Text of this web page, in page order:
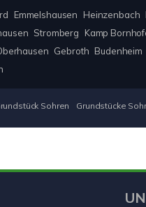
Emmelshausen Heinzenbach
Stromberg Kamp
Gebroth Budenheim
Sohren Grundstücke